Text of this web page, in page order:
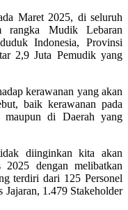
Maret 2025, di seluruh
rangka Mudik Lebaran
Indonesia, Provinsi
2,9 Juta Pemudik yang
kerawanan yang akan
baik kerawanan pada
di Daerah yang
diinginkan kita akan
2025 dengan melibatkan
terdiri dari 125 Personel
Jajaran, 1.479 Stakeholder